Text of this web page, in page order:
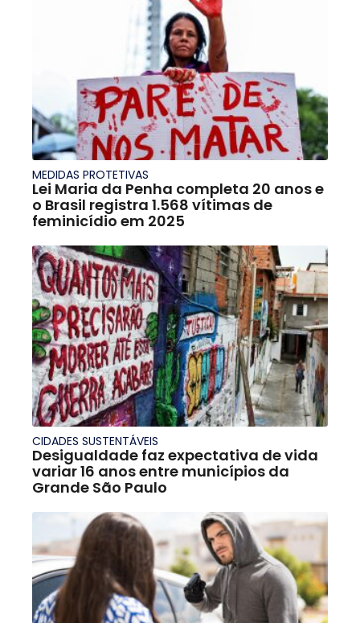
MEDIDAS PROTETIVAS
Lei Maria da Penha completa 20 anos e
o Brasil registra 1.568 vítimas de
feminicídio em 2025
CIDADES SUSTENTÁVEIS
Desigualdade faz expectativa de vida
variar 16 anos entre municípios da
Grande São Paulo